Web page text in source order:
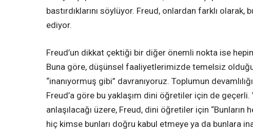
bastırdıklarını söylüyor. Freud, onlardan farklı
ediyor.
Freud’un dikkat çektiği bir diğer önemli nokta ise
Buna göre, düşünsel faaliyetlerimizde temelsiz
“inanıyormuş gibi” davranıyoruz. Toplumun
Freud’a göre bu yaklaşım dini öğretiler için de
anlaşılacağı üzere, Freud, dini öğretiler için “Bunların
hiç kimse bunları doğru kabul etmeye ya da bunlara